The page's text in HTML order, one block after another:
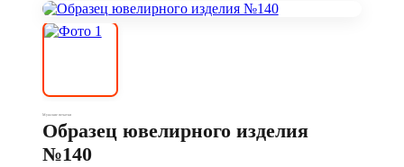
Мужские печатки
Образец ювелирного изделия
№140